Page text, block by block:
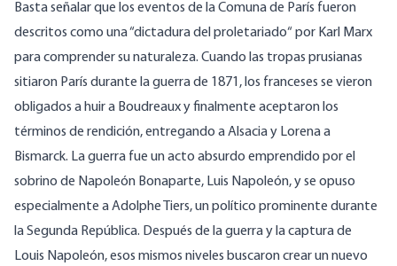
Basta señalar que los eventos de la Comuna de París fueron
descritos como una “dictadura del proletariado“ por Karl Marx
para comprender su naturaleza. Cuando las tropas prusianas
sitiaron París durante la guerra de 1871, los franceses se vieron
obligados a huir a Boudreaux y finalmente aceptaron los
términos de rendición, entregando a Alsacia y Lorena a
Bismarck. La guerra fue un acto absurdo emprendido por el
sobrino de Napoleón Bonaparte, Luis Napoleón, y se opuso
especialmente a Adolphe Tiers, un político prominente durante
la Segunda República. Después de la guerra y la captura de
Louis Napoleón, esos mismos niveles buscaron crear un nuevo